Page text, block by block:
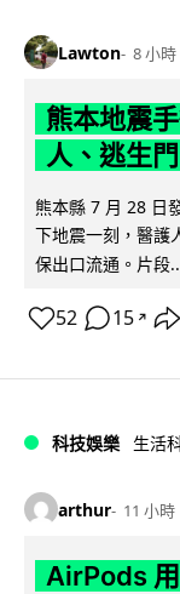
Lawton 8 小時
熊本地震
人、逃生
熊本縣 7 月 28 日
下地震一刻，醫護
保出口流通。片段
52 15 ↗
科技娛樂 生活
arthur 11 小時
AirPods